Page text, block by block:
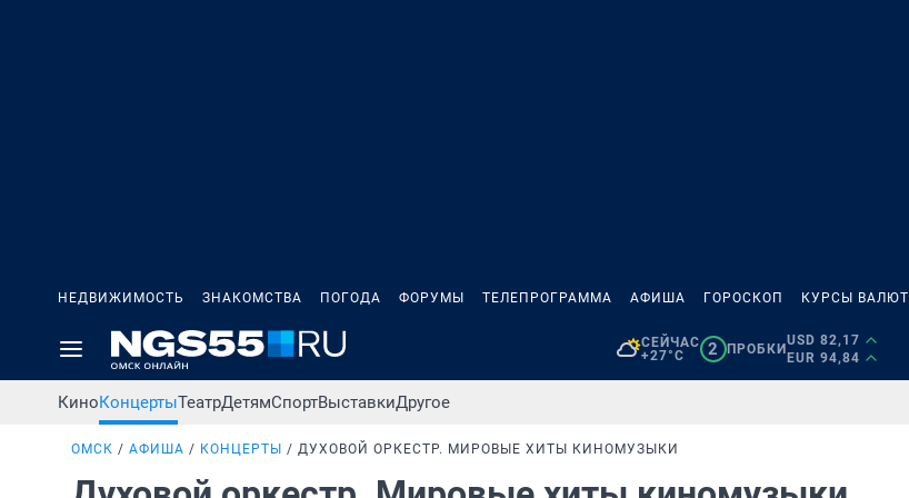
НЕДВИЖИМОСТЬ ЗНАКОМСТВА ПОГОДА ФОРУМЫ ТЕЛЕПРОГРАММА АФИША ГОРОСКОП КУРСЫ ВАЛЮТ
СЕЙЧАС
+27°C
2 ПРОБКИ
USD 82,17
EUR 94,84
КиноКонцертыТеатрДетямСпортВыставкиДругое
ОМСК АФИША КОНЦЕРТЫ ДУХОВОЙ ОРКЕСТР. МИРОВЫЕ ХИТЫ КИНОМУЗЫКИ